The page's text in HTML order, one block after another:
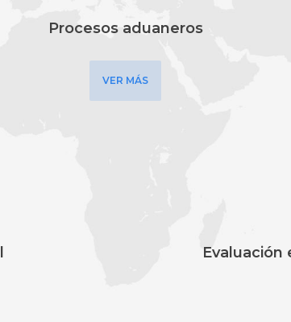
Procesos aduaneros
VER MÁS